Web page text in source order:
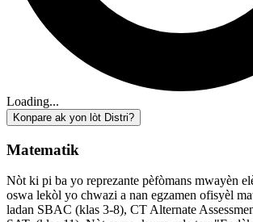
Loading...
Konpare ak yon lòt Distri?
Matematik
Nòt ki pi ba yo reprezante pèfòmans mwayèn
oswa lekòl yo chwazi a nan egzamen ofisyèl
ladan SBAC (klas 3-8), CT Alternate